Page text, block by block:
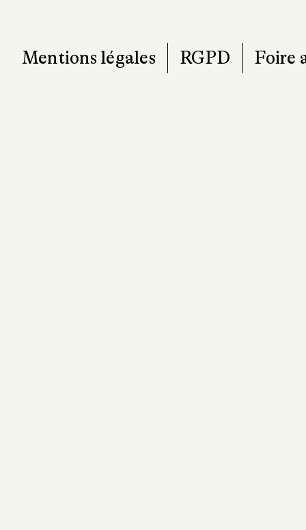
Mentions légales RGPD Foire